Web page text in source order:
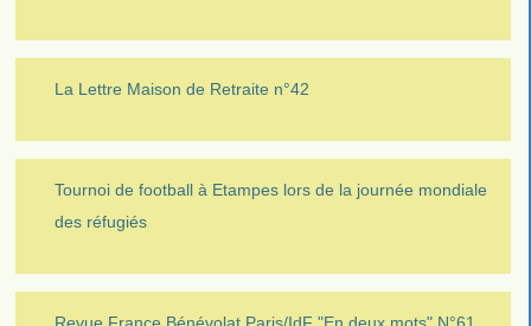
La Lettre Maison de Retraite n°42
Tournoi de football à Etampes lors de la journée mondiale
des réfugiés